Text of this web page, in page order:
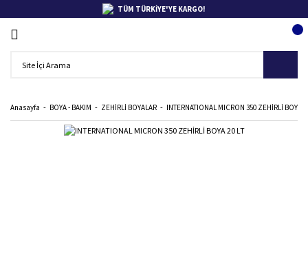
TÜM TÜRKİYE'YE KARGO!
Anasayfa BOYA - BAKIM ZEHİRLİ BOYALAR INTERNATIONAL MICRON 350 ZEHİRLİ BOYA